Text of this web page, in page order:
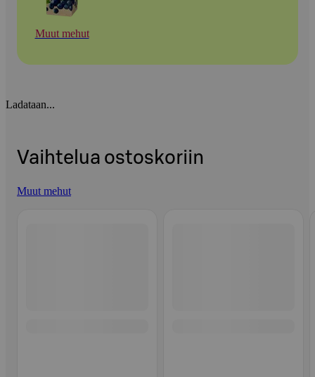
Muut mehut
Ladataan...
Vaihtelua ostoskoriin
Muut mehut